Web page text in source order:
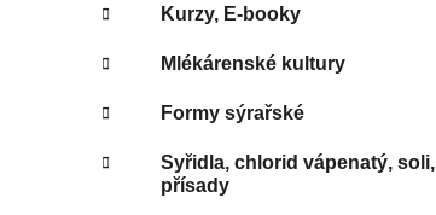
Kurzy, E-booky
Mlékárenské kultury
Formy sýrařské
Syřidla, chlorid vápenatý, soli,
přísady